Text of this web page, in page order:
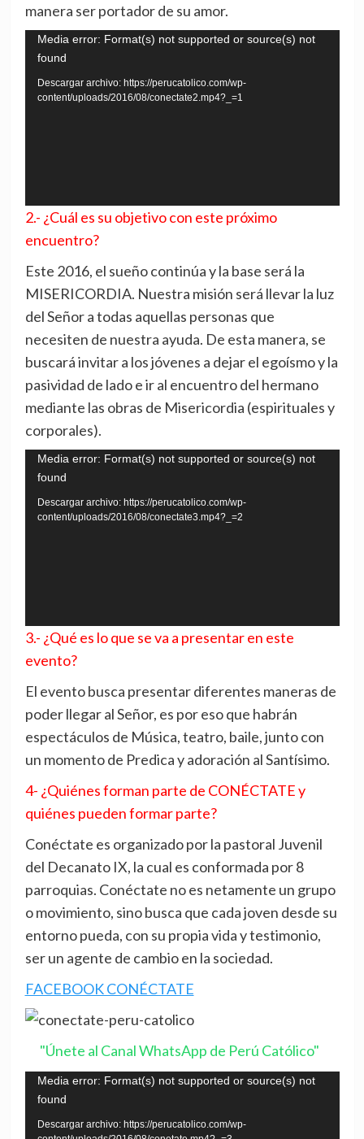
manera ser portador de su amor.
Reproductor
de
vídeo
Media error: Format(s) not supported or source(s) not
found
Descargar archivo: https://perucatolico.com/wp-
content/uploads/2016/08/conectate2.mp4?_=1
2.- ¿Cuál es su objetivo con este próximo
encuentro?
Este 2016, el sueño continúa y la base será la
MISERICORDIA. Nuestra misión será llevar la luz
del Señor a todas aquellas personas que
necesiten de nuestra ayuda. De esta manera, se
buscará invitar a los jóvenes a dejar el egoísmo y la
pasividad de lado e ir al encuentro del hermano
mediante las obras de Misericordia (espirituales y
corporales).
Reproductor
de
vídeo
Media error: Format(s) not supported or source(s) not
found
Descargar archivo: https://perucatolico.com/wp-
content/uploads/2016/08/conectate3.mp4?_=2
3.- ¿Qué es lo que se va a presentar en este
evento?
El evento busca presentar diferentes maneras de
poder llegar al Señor, es por eso que habrán
espectáculos de Música, teatro, baile, junto con
un momento de Predica y adoración al Santísimo.
4- ¿Quiénes forman parte de CONÉCTATE y
quiénes pueden formar parte?
Conéctate es organizado por la pastoral Juvenil
del Decanato IX, la cual es conformada por 8
parroquias. Conéctate no es netamente un grupo
o movimiento, sino busca que cada joven desde su
entorno pueda, con su propia vida y testimonio,
ser un agente de cambio en la sociedad.
FACEBOOK CONÉCTATE
"Únete al Canal WhatsApp de Perú Católico"
Reproductor
de
vídeo
Media error: Format(s) not supported or source(s) not
found
Descargar archivo: https://perucatolico.com/wp-